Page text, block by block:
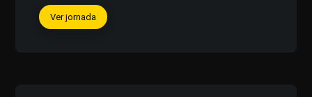
Ver jornada